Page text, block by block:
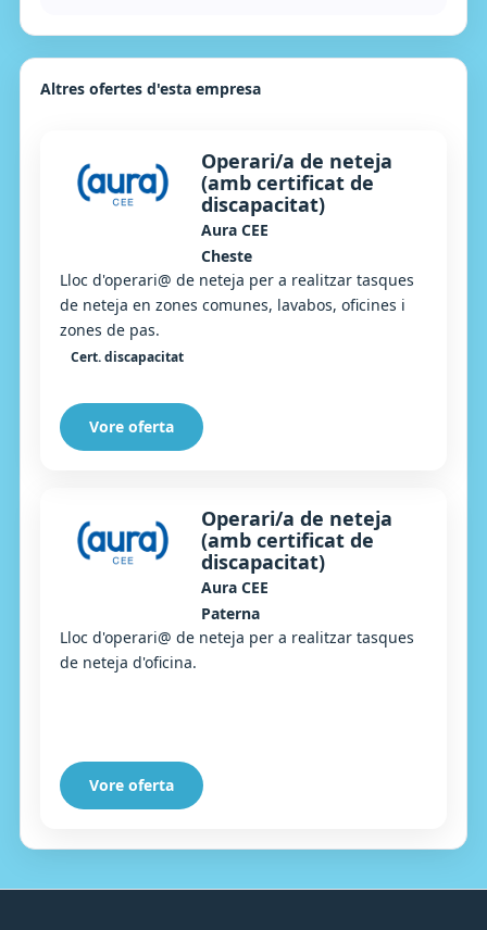
Altres ofertes d'esta empresa
Operari/a de neteja
(amb certificat de
discapacitat)
Aura CEE
Cheste
Lloc d'operari@ de neteja per a realitzar tasques
de neteja en zones comunes, lavabos, oficines i
zones de pas.
Cert. discapacitat
Vore oferta
Operari/a de neteja
(amb certificat de
discapacitat)
Aura CEE
Paterna
Lloc d'operari@ de neteja per a realitzar tasques
de neteja d'oficina.
Vore oferta